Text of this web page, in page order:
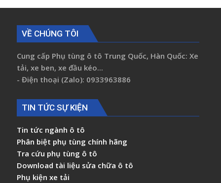
VỀ CHÚNG TÔI
Cung cấp Phụ tùng ô tô Trung Quốc, Hàn Quốc: Xe
tải, xe ben, xe đầu kéo...
- Điện thoại (Zalo): 0933963886
TIN TỨC SỰ KIỆN
Tin tức ngành ô tô
Phân biệt phụ tùng chính hãng
Tra cứu phụ tùng ô tô
Download tài liệu sửa chữa ô tô
Phụ kiện xe tải